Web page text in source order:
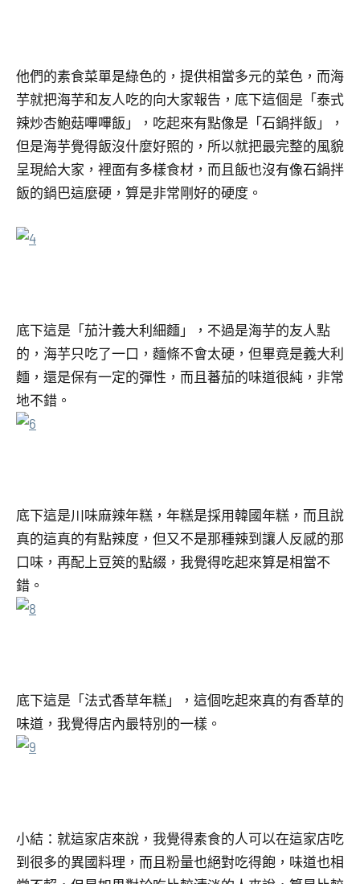
他們的素食菜單是綠色的，提供相當多元的菜色，而海
芋就把海芋和友人吃的向大家報告，底下這個是「泰式
辣炒杏鮑菇嗶嗶飯」，吃起來有點像是「石鍋拌飯」，
但是海芋覺得飯沒什麼好照的，所以就把最完整的風貌
呈現給大家，裡面有多樣食材，而且飯也沒有像石鍋拌
飯的鍋巴這麼硬，算是非常剛好的硬度。
底下這是「茄汁義大利細麵」，不過是海芋的友人點
的，海芋只吃了一口，麵條不會太硬，但畢竟是義大利
麵，還是保有一定的彈性，而且蕃茄的味道很純，非常
地不錯。
底下這是川味麻辣年糕，年糕是採用韓國年糕，而且說
真的這真的有點辣度，但又不是那種辣到讓人反感的那
口味，再配上豆筴的點綴，我覺得吃起來算是相當不
錯。
底下這是「法式香草年糕」，這個吃起來真的有香草的
味道，我覺得店內最特別的一樣。
小結：就這家店來說，我覺得素食的人可以在這家店吃
到很多的異國料理，而且粉量也絕對吃得飽，味道也相